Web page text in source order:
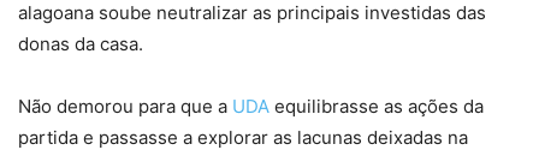
alagoana soube neutralizar as principais investidas das
donas da casa.
Não demorou para que a UDA equilibrasse as ações da
partida e passasse a explorar as lacunas deixadas na